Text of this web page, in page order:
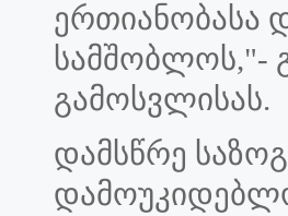
ერთიანობასა
სამშობლოს,"-
გამოსვლისას.
დამსწრე